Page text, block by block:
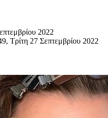
2022
Τρίτη 27 Σεπτεμβρίου 2022